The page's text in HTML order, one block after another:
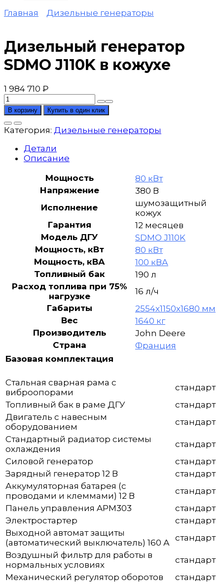
Главная
Дизельные генераторы
Дизельный генератор
SDMO J110K в кожухе
1 984 710 ₽
Количество
товара
Дизельный
генератор
J110K
В корзину Купить в один клик
Категория: Дизельные генераторы
Детали
Описание
Мощность
80 кВт
Напряжение
380 В
Исполнение
шумозащитный
кожух
Гарантия
12 месяцев
Модель ДГУ
SDMO J110K
Мощность, кВт
80 кВт
Мощность, кВА
100 кВА
Топливный бак
190 л
Расход топлива при 75%
нагрузке
16 л/ч
Габариты
2554х1150х1680 мм
Вес
1640 кг
Производитель
John Deere
Страна
Франция
Базовая комплектация
Стальная сварная рама с
виброопорами
стандарт
Топливный бак в раме ДГУ
стандарт
Двигатель с навесным
оборудованием
стандарт
Стандартный радиатор системы
охлаждения
стандарт
Силовой генератор
стандарт
Зарядный генератор 12 В
стандарт
Аккумуляторная батарея (с
проводами и клеммами) 12 В
стандарт
Панель управления APM303
стандарт
Электростартер
стандарт
Выходной автомат защиты
(автоматический выключатель) 160 А стандарт
Воздушный фильтр для работы в
нормальных условиях
стандарт
Механический регулятор оборотов
стандарт